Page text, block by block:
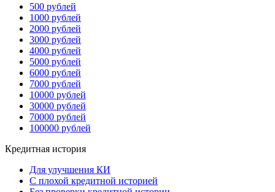
500 рублей
1000 рублей
2000 рублей
3000 рублей
4000 рублей
5000 рублей
6000 рублей
7000 рублей
10000 рублей
30000 рублей
70000 рублей
100000 рублей
Кредитная история
Для улучшения КИ
С плохой кредитной историей